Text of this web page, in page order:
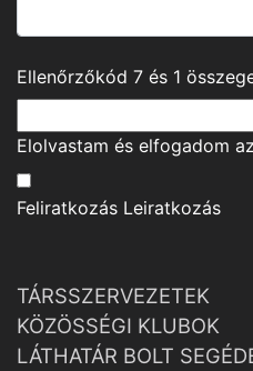
Ellenőrzőkód 7 és 1
Elolvastam és elfogadom az
Feliratkozás Leiratkozás
TÁRSSZERVEZETEK
KÖZÖSSÉGI KLUBOK
LÁTHATÁR BOLT